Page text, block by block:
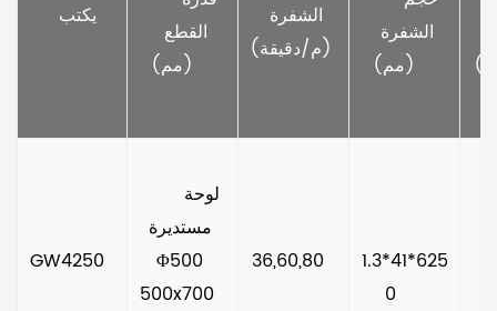
القطع
الشفرة
(م/دقيقة)
الشفرة
GW4250
مستديرة
Φ500
500x700
36,60,80
1.3*41*625
0